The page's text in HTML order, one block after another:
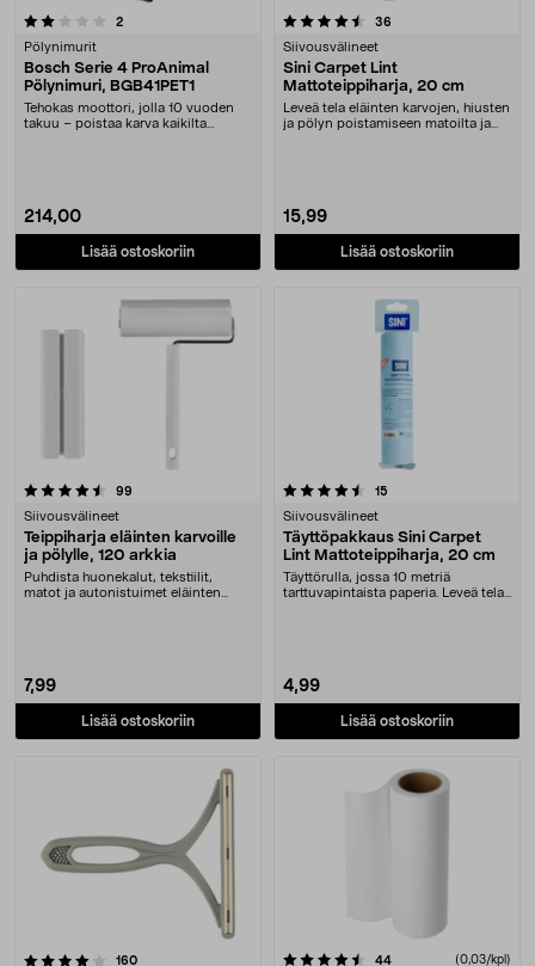
2arvostelut
Pölynimurit
Bosch Serie 4 ProAnimal
Pölynimuri, BGB41PET1
Tehokas moottori, jolla 10 vuoden
takuu – poistaa karva kaikilta
214,00
Lisää ostoskoriin
4.5 viidestä tähdestä 36
Siivousvälineet
Sini Carpet Lint
Mattoteippiharja, 20 cm
Leveä tela eläinten karvojen, hiusten
ja pölyn poistamiseen matoilta ja
15,99
Lisää ostoskoriin
99
Siivousvälineet
Teippiharja eläinten karvoille
ja pölylle, 120 arkkia
Puhdista huonekalut, tekstiilit,
matot ja autonistuimet eläinten
7,99
Lisää ostoskoriin
4.5 viidestä tähdestä 15
Siivousvälineet
Täyttöpakkaus Sini Carpet
Lint Mattoteippiharja, 20 cm
Täyttörulla, jossa 10 metriä
tarttuvapintaista paperia. Leveä tela
4,99
Lisää ostoskoriin
160arvostelut
4.5 viidestä tähdestä 44arvostelut (0,03/kpl)